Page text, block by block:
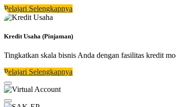
Pelajari Selengkapnya
Kredit Usaha (Pinjaman)
Tingkatkan skala bisnis Anda dengan fasilitas kredit
Pelajari Selengkapnya